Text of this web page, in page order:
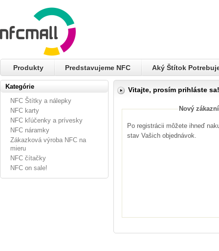
Produkty Predstavujeme NFC Aký Štítok
Kategórie
NFC Štítky a nálepky
NFC karty
NFC kľúčenky a prívesky
NFC náramky
Zákazková výroba NFC na
mieru
NFC čítačky
NFC on sale!
Vitajte, prosím prihláste sa!
Nový
Po registrácii môžete ihneď
stav Vašich objednávok.